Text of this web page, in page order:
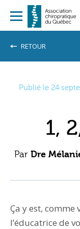
RETOUR
Publié le 24
1,
Par Dre
Ça y est,
l’éducatrice de